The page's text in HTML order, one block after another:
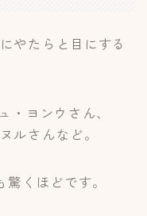
やたらと目にする
・ヨンウさん、
ルさんなど。
くほどです。